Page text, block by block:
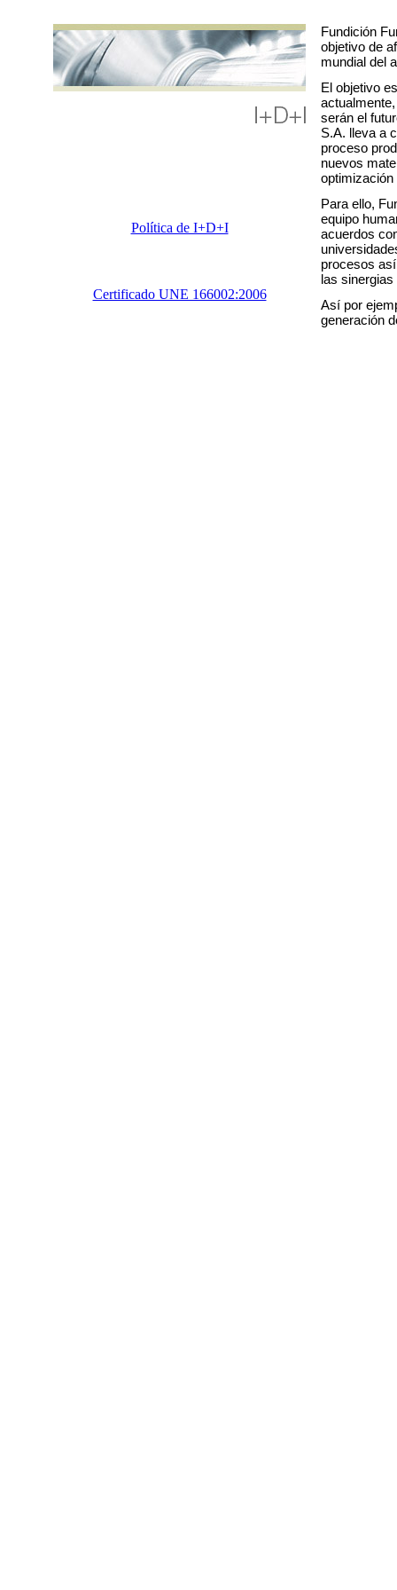
Política de I+D+I
Certificado UNE 166002:2006